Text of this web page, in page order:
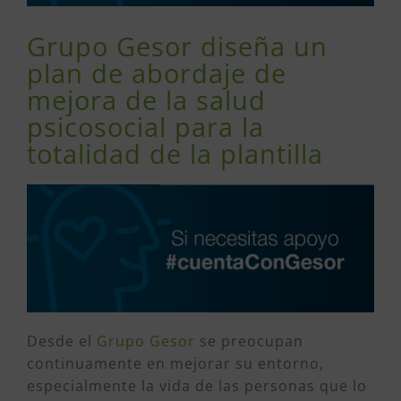
Grupo Gesor diseña un
plan de abordaje de
mejora de la salud
psicosocial para la
totalidad de la plantilla
Desde el Grupo Gesor se preocupan
continuamente en mejorar su entorno,
especialmente la vida de las personas que lo